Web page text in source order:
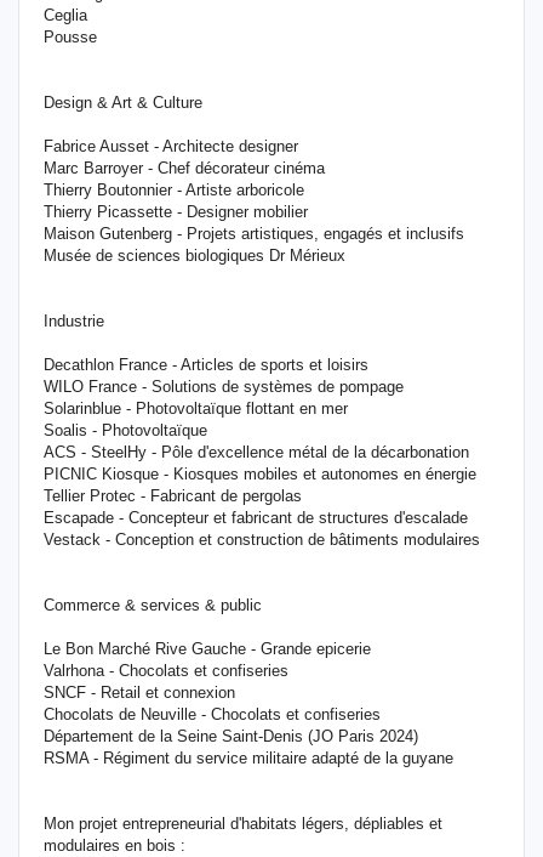
Ceglia
Pousse
Design & Art & Culture
Fabrice Ausset - Architecte designer
Marc Barroyer - Chef décorateur cinéma
Thierry Boutonnier - Artiste arboricole
Thierry Picassette - Designer mobilier
Maison Gutenberg - Projets artistiques, engagés et inclusifs
Musée de sciences biologiques Dr Mérieux
​​Industrie
Decathlon France - Articles de sports et loisirs
WILO France - Solutions de systèmes de pompage
Solarinblue - Photovoltaïque flottant en mer
Soalis - Photovoltaïque
ACS - SteelHy - Pôle d'excellence métal de la décarbonation
PICNIC Kiosque - Kiosques mobiles et autonomes en énergie
Tellier Protec - Fabricant de pergolas
Escapade - Concepteur et fabricant de structures d'escalade
Vestack - Conception et construction de bâtiments modulaires
​Commerce & services & public
Le Bon Marché Rive Gauche - Grande epicerie
Valrhona - Chocolats et confiseries
SNCF - Retail et connexion
Chocolats de Neuville - Chocolats et confiseries
Département de la Seine Saint-Denis (JO Paris 2024)​
RSMA - Régiment du service militaire adapté de la guyane
Mon projet entrepreneurial d'habitats légers, dépliables et
modulaires en bois :